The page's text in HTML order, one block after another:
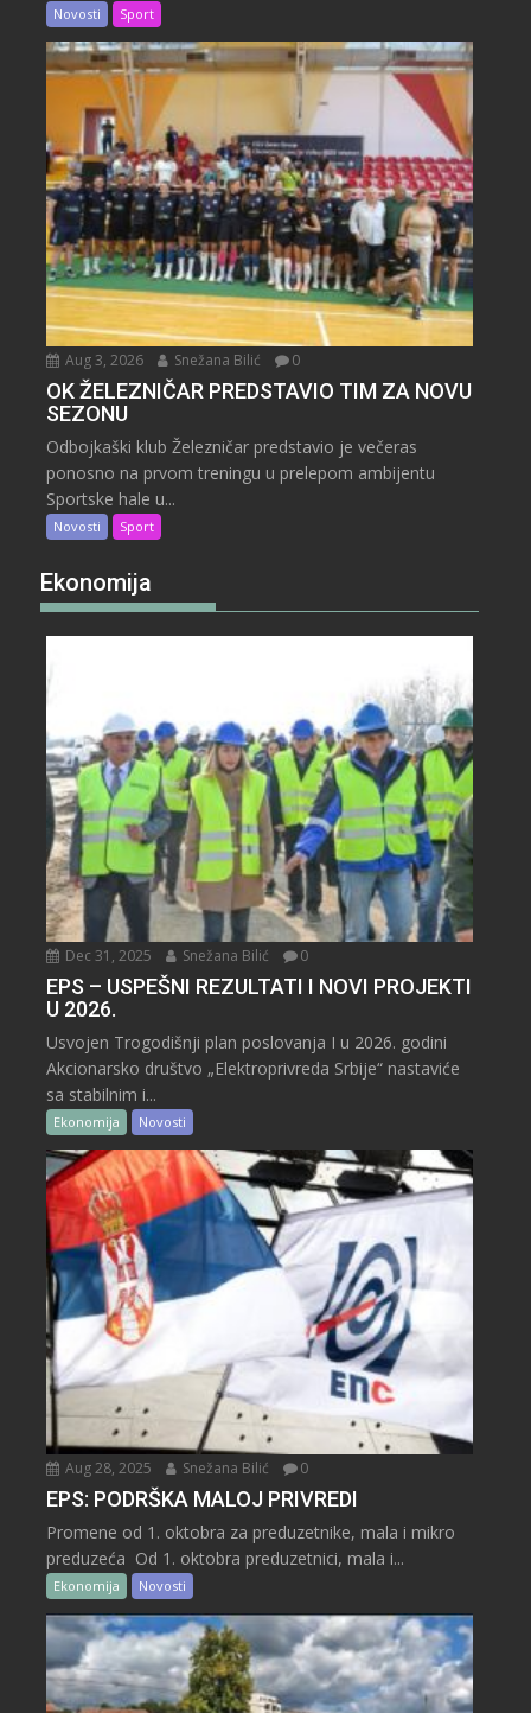
Novosti Sport
Aug 3, 2026 Snežana Bilić 0
OK ŽELEZNIČAR PREDSTAVIO TIM ZA NOVU
SEZONU
Odbojkaški klub Železničar predstavio je večeras
ponosno na prvom treningu u prelepom ambijentu
Sportske hale u...
Novosti Sport
Ekonomija
Dec 31, 2025 Snežana Bilić 0
EPS – USPEŠNI REZULTATI I NOVI PROJEKTI
U 2026.
Usvojen Trogodišnji plan poslovanja I u 2026. godini
Akcionarsko društvo „Elektroprivreda Srbije“ nastaviće
sa stabilnim i...
Ekonomija Novosti
Aug 28, 2025 Snežana Bilić 0
EPS: PODRŠKA MALOJ PRIVREDI
Promene od 1. oktobra za preduzetnike, mala i mikro
preduzeća Od 1. oktobra preduzetnici, mala i...
Ekonomija Novosti